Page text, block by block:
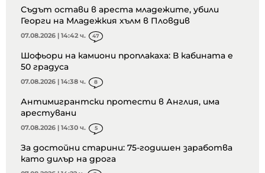
Съдът остави в ареста младежите, убили
Георги на Младежкия хълм в Пловдив
07.08.2026 | 14:42 ч. 47
Шофьори на камиони проплакаха: В кабината е
50 градуса
07.08.2026 | 14:38 ч. 8
Антимигрантски протести в Англия, има
арестувани
07.08.2026 | 14:30 ч. 5
За достойни старини: 75-годишен заработва
като дилър на дрога